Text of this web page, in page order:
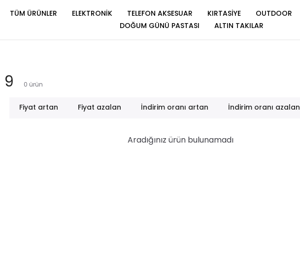
TÜM ÜRÜNLER ELEKTRONİK TELEFON AKSESUAR KIRTASİYE OUTDOOR
DOĞUM GÜNÜ PASTASI
ALTIN TAKILAR
9 0 ürün
Fiyat artan Fiyat azalan İndirim oranı artan İndirim oranı azalan
Aradığınız ürün bulunamadı